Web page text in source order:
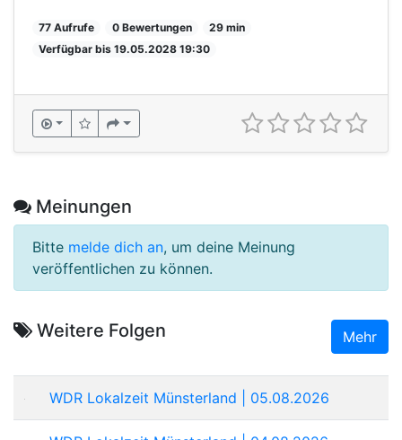
77 Aufrufe 0 Bewertungen
29 min
Verfügbar bis 19.05.2028 19:30
Meinungen
Bitte melde dich an, um deine Meinung
veröffentlichen zu können.
Weitere Folgen Mehr
WDR Lokalzeit Münsterland | 05.08.2026